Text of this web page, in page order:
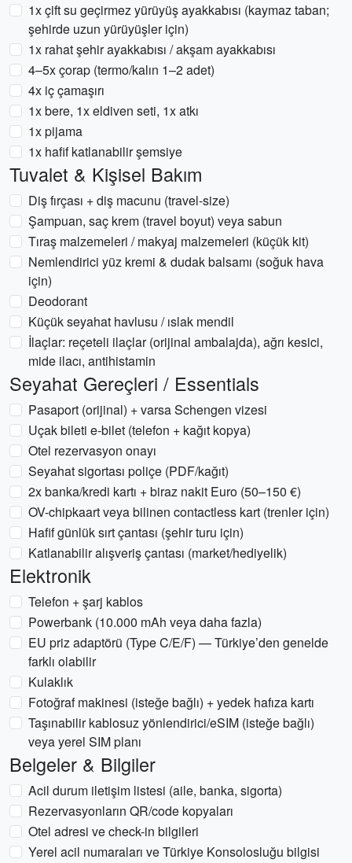
1x çift su geçirmez yürüyüş ayakkabısı (kaymaz taban;
şehirde uzun yürüyüşler için)
1x rahat şehir ayakkabısı / akşam ayakkabısı
4–5x çorap (termo/kalın 1–2 adet)
4x iç çamaşırı
1x bere, 1x eldiven seti, 1x atkı
1x pijama
1x hafif katlanabilir şemsiye
Tuvalet & Kişisel Bakım
Diş fırçası + diş macunu (travel-size)
Şampuan, saç krem (travel boyut) veya sabun
Tıraş malzemeleri / makyaj malzemeleri (küçük kit)
Nemlendirici yüz kremi & dudak balsamı (soğuk hava
için)
Deodorant
Küçük seyahat havlusu / ıslak mendil
İlaçlar: reçeteli ilaçlar (orijinal ambalajda), ağrı kesici,
mide ilacı, antihistamin
Seyahat Gereçleri / Essentials
Pasaport (orijinal) + varsa Schengen vizesi
Uçak bileti e-bilet (telefon + kağıt kopya)
Otel rezervasyon onayı
Seyahat sigortası poliçe (PDF/kağıt)
2x banka/kredi kartı + biraz nakit Euro (50–150 €)
OV-chipkaart veya bilinen contactless kart (trenler için)
Hafif günlük sırt çantası (şehir turu için)
Katlanabilir alışveriş çantası (market/hediyelik)
Elektronik
Telefon + şarj kablos
Powerbank (10.000 mAh veya daha fazla)
EU priz adaptörü (Type C/E/F) — Türkiye’den genelde
farklı olabilir
Kulaklık
Fotoğraf makinesi (isteğe bağlı) + yedek hafıza kartı
Taşınabilir kablosuz yönlendirici/eSIM (isteğe bağlı)
veya yerel SIM planı
Belgeler & Bilgiler
Acil durum iletişim listesi (aile, banka, sigorta)
Rezervasyonların QR/code kopyaları
Otel adresi ve check-in bilgileri
Yerel acil numaraları ve Türkiye Konsolosluğu bilgisi